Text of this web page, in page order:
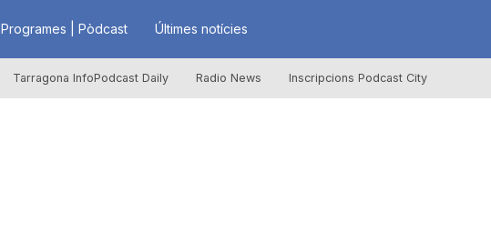
Programes | Pòdcast Últimes notícies
Tarragona InfoPodcast Daily Radio News Inscripcions Podcast City